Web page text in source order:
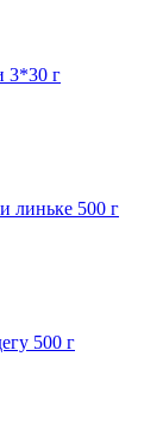
3*30 г
линьке 500 г
500 г